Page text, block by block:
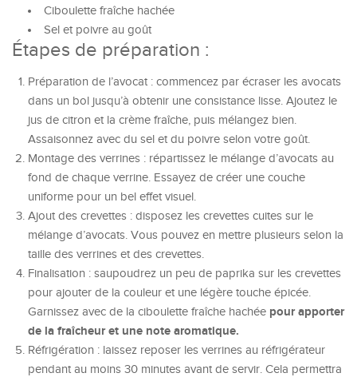
Ciboulette fraîche hachée
Sel et poivre au goût
Étapes de préparation :
Préparation de l’avocat : commencez par écraser les avocats
dans un bol jusqu’à obtenir une consistance lisse. Ajoutez le
jus de citron et la crème fraîche, puis mélangez bien.
Assaisonnez avec du sel et du poivre selon votre goût.
Montage des verrines : répartissez le mélange d’avocats au
fond de chaque verrine. Essayez de créer une couche
uniforme pour un bel effet visuel.
Ajout des crevettes : disposez les crevettes cuites sur le
mélange d’avocats. Vous pouvez en mettre plusieurs selon la
taille des verrines et des crevettes.
Finalisation : saupoudrez un peu de paprika sur les crevettes
pour ajouter de la couleur et une légère touche épicée.
Garnissez avec de la ciboulette fraîche hachée pour apporter
de la fraîcheur et une note aromatique.
Réfrigération : laissez reposer les verrines au réfrigérateur
pendant au moins 30 minutes avant de servir. Cela permettra